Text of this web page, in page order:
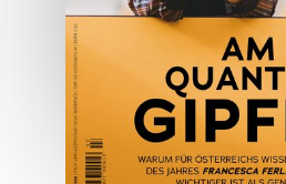
ONLINE LESEN